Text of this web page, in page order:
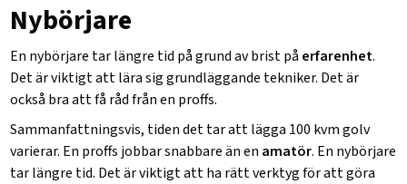
Nybörjare
En nybörjare tar längre tid på grund av brist på erfarenhet.
Det är viktigt att lära sig grundläggande tekniker. Det är
också bra att få råd från en proffs.
Sammanfattningsvis, tiden det tar att lägga 100 kvm golv
varierar. En proffs jobbar snabbare än en amatör. En nybörjare
tar längre tid. Det är viktigt att ha rätt verktyg för att göra